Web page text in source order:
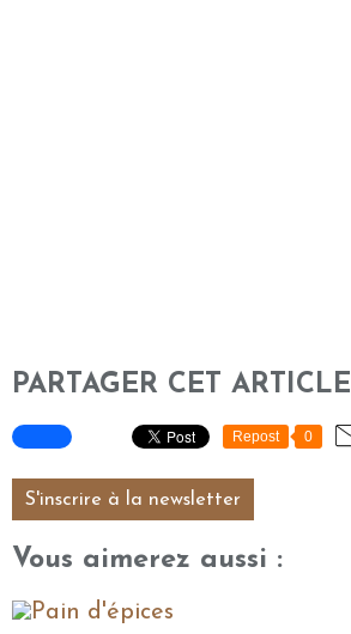
PARTAGER CET ARTICLE
Repost 0
S'inscrire à la newsletter
Vous aimerez aussi :